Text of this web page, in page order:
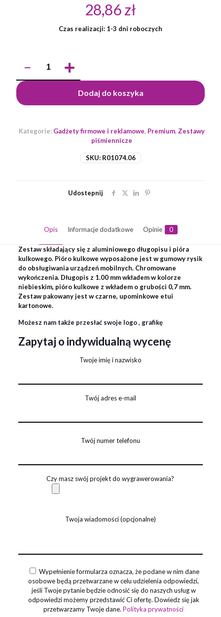
28,86zł
Czas realizacji: 1-3 dni roboczych
Zestaw
piśmienniczy
Fortaleza,
biały
Dodaj do koszyka
SKU: R01074.06
Kategorie: Gadżety firmowe i reklamowe, Premium, Zestawy
piśmiennicze
Udostepnij
Opis Informacje dodatkowe Opinie 0
Zestaw składający się z aluminiowego długopisu i pióra
kulkowego. Pióro kulkowe wyposażone jest w gumowy rysik
do obsługiwania urządzeń mobilnych. Chromowane
wykończenia. Długopis z 1.00 mm wkładem w kolorze
niebieskim, pióro kulkowe z wkładem o grubości 0,7 mm.
Zestaw pakowany jest w czarne, upominkowe etui
kartonowe.
Możesz nam także przesłać swoje logo , grafikę
Zapytaj o indywidualną wycenę
Twoje imię i nazwisko
Twój adres e-mail
Twój numer telefonu
Czy masz swój projekt do wygrawerowania?
Twoja wiadomości (opcjonalne)
Wypełnienie formularza oznacza, że podane w nim dane
osobowe będą przetwarzane w celu udzielenia odpowiedzi,
jeśli Twoje pytanie będzie odnosić się do naszych usług w
odpowiedzi możemy przedstawić Ci ofertę. Dowiedz się jak
przetwarzamy Twoje dane.Polityka prywatności